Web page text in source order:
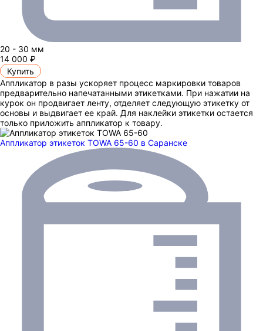
20 - 30 мм
14 000 ₽
Купить
Аппликатор в разы ускоряет процесс маркировки товаров
предварительно напечатанными этикетками. При нажатии на
курок он продвигает ленту, отделяет следующую этикетку от
основы и выдвигает ее край. Для наклейки этикетки остается
только приложить аппликатор к товару.
Аппликатор этикеток TOWA 65-60 в Саранске